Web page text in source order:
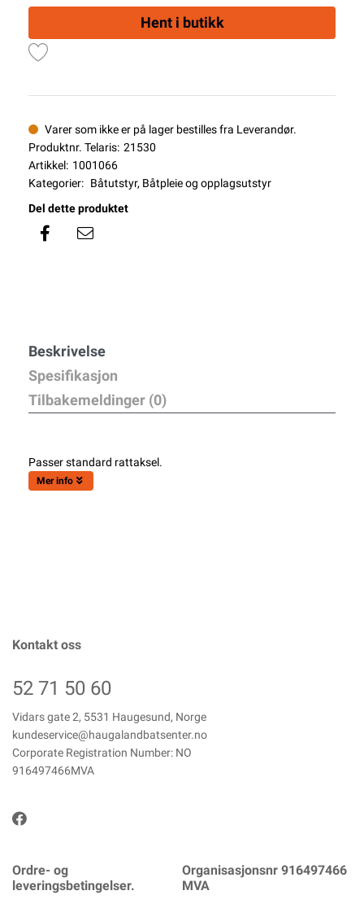
Hent i butikk
Varer som ikke er på lager bestilles fra Leverandør.
Produktnr. Telaris: 21530
Artikkel: 1001066
Kategorier: Båtutstyr, Båtpleie og opplagsutstyr
Del dette produktet
Beskrivelse
Spesifikasjon
Tilbakemeldinger (0)
Passer standard rattaksel.
Mer info
Kontakt oss
52 71 50 60
Vidars gate 2, 5531 Haugesund, Norge
kundeservice@haugalandbatsenter.no
Corporate Registration Number: NO
916497466MVA
Ordre- og
leveringsbetingelser.
Organisasjonsnr 916497466
MVA